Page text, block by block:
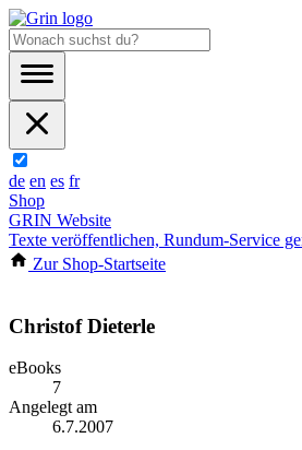
de en es fr
Shop
GRIN Website
Texte veröffentlichen, Rundum-Service
Zur Shop-Startseite
Christof Dieterle
eBooks
7
Angelegt am
6.7.2007